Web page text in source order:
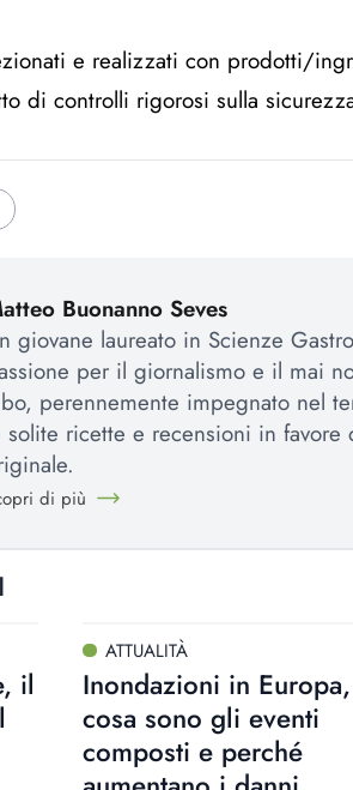
e realizzati con prodotti/
di controlli rigorosi sulla
Buonanno Seves
giovane laureato in Scienze
per il giornalismo e il mai
perennemente impegnato nel
solite ricette e recensioni in
di più
il
ATTUALITÀ
Inondazioni in Europa,
cosa sono gli eventi
composti e perché